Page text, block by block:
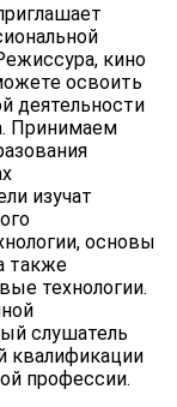
кино
освоить
деятельности
Принимаем
изучат
основы
также
технологии.
слушатель
квалификации
профессии.